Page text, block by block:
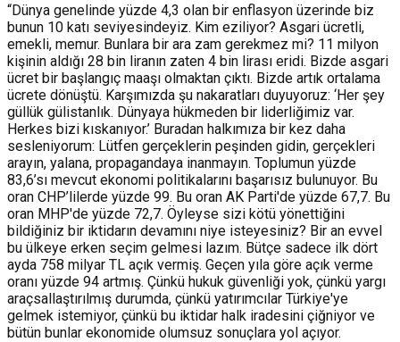
“Dünya genelinde yüzde 4,3 olan bir enflasyon üzerinde biz
bunun 10 katı seviyesindeyiz. Kim eziliyor? Asgari ücretli,
emekli, memur. Bunlara bir ara zam gerekmez mi? 11 milyon
kişinin aldığı 28 bin liranın zaten 4 bin lirası eridi. Bizde asgari
ücret bir başlangıç maaşı olmaktan çıktı. Bizde artık ortalama
ücrete dönüştü. Karşımızda şu nakaratları duyuyoruz: ‘Her şey
güllük gülistanlık. Dünyaya hükmeden bir liderliğimiz var.
Herkes bizi kıskanıyor.’ Buradan halkımıza bir kez daha
sesleniyorum: Lütfen gerçeklerin peşinden gidin, gerçekleri
arayın, yalana, propagandaya inanmayın. Toplumun yüzde
83,6’sı mevcut ekonomi politikalarını başarısız bulunuyor. Bu
oran CHP’lilerde yüzde 99. Bu oran AK Parti'de yüzde 67,7. Bu
oran MHP'de yüzde 72,7. Öyleyse sizi kötü yönettiğini
bildiğiniz bir iktidarın devamını niye isteyesiniz? Bir an evvel
bu ülkeye erken seçim gelmesi lazım. Bütçe sadece ilk dört
ayda 758 milyar TL açık vermiş. Geçen yıla göre açık verme
oranı yüzde 94 artmış. Çünkü hukuk güvenliği yok, çünkü yargı
araçsallaştırılmış durumda, çünkü yatırımcılar Türkiye'ye
gelmek istemiyor, çünkü bu iktidar halk iradesini çiğniyor ve
bütün bunlar ekonomide olumsuz sonuçlara yol açıyor.